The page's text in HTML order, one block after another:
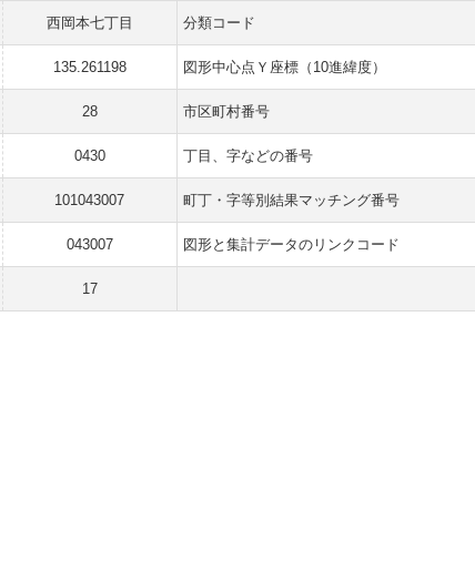
西岡本七丁目 分類コード
135.261198 図形中心点Ｙ座標（10進緯度）
28 市区町村番号
0430 丁目、字などの番号
101043007 町丁・字等別結果マッチング番号
043007 図形と集計データのリンクコード
17